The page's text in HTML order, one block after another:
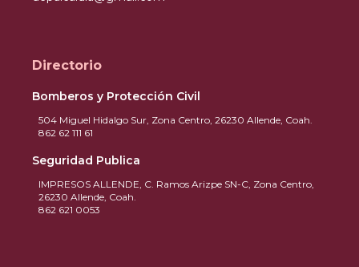
Directorio
Bomberos y Protección Civil
504 Miguel Hidalgo Sur, Zona Centro, 26230 Allende, Coah.
862 62 111 61
Seguridad Publica
IMPRESOS ALLENDE, C. Ramos Arizpe SN-C, Zona Centro,
26230 Allende, Coah.
862 621 0053